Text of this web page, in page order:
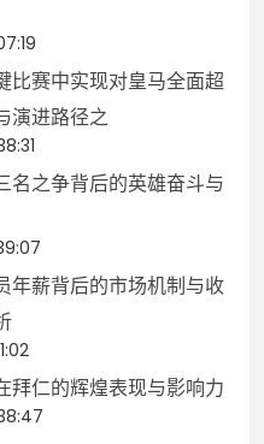
比赛中实现对皇马全面超
演进路径之
名之争背后的英雄奋斗与
年薪背后的市场机制与收
拜仁的辉煌表现与影响力